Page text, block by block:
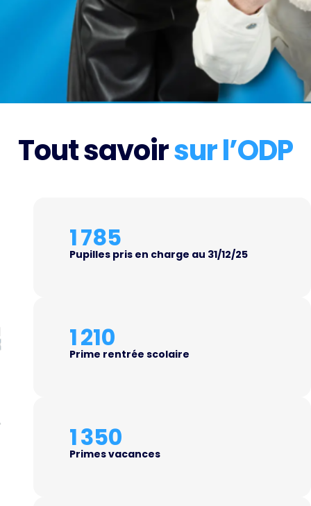
Tout savoirsur l’ODP
1 785
Pupilles pris en charge au 31/12/25
1 210
Prime rentrée scolaire
1 350
Primes vacances